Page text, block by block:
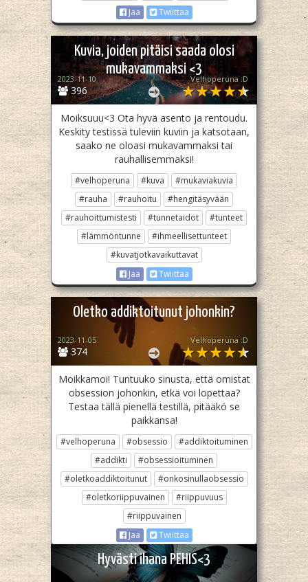
Jaa
Twiittaa
Kuvia, joiden pitäisi saada olosi
mukavammaksi <3
396
2023-11-10 Velhoperuna :D
Moiksuuu<3 Ota hyvä asento ja rentoudu.
Keskity testissä tuleviin kuviin ja katsotaan,
saako ne oloasi mukavammaksi tai
rauhallisemmaksi!
#velhoperuna #kuva
#mukaviakuvia
#rauha
#rauhoitu
#hengitäsyvään
#rauhoittumistesti
#tunnetaidot
#tunteet
#lämmöntunne
#ihmeellisettunteet
#kuvatjotkavaikuttavat
Jaa
Twiittaa
Oletko addiktoitunut johonkin?
374
2023-11-05 Velhoperuna :D
Moikkamoi! Tuntuuko sinusta, että omistat
obsession johonkin, etkä voi lopettaa?
Testaa tällä pienellä testillä, pitääkö se
paikkansa!
#velhoperuna #obsessio
#addiktoituminen
#addikti
#obsessioituminen
#oletkoaddiktoitunut
#onkosinullaobsessio
#oletkoriippuvainen
#riippuvuus
#riippuvainen
Jaa
Twiittaa
Hyvästi ihana PEHIS<3